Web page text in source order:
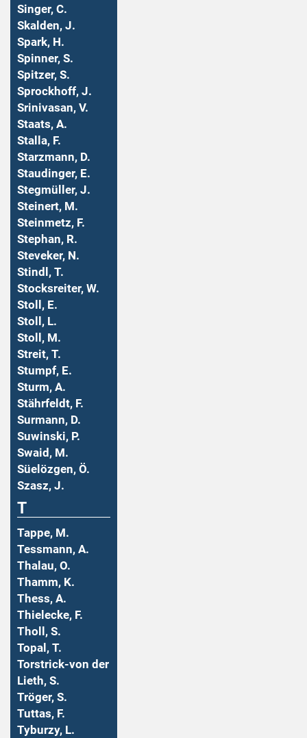
Singer, C.
Skalden, J.
Spark, H.
Spinner, S.
Spitzer, S.
Sprockhoff, J.
Srinivasan, V.
Staats, A.
Stalla, F.
Starzmann, D.
Staudinger, E.
Stegmüller, J.
Steinert, M.
Steinmetz, F.
Stephan, R.
Steveker, N.
Stindl, T.
Stocksreiter, W.
Stoll, E.
Stoll, L.
Stoll, M.
Streit, T.
Stumpf, E.
Sturm, A.
Stährfeldt, F.
Surmann, D.
Suwinski, P.
Swaid, M.
Süelözgen, Ö.
Szasz, J.
T
Tappe, M.
Tessmann, A.
Thalau, O.
Thamm, K.
Thess, A.
Thielecke, F.
Tholl, S.
Topal, T.
Torstrick-von der
Lieth, S.
Tröger, S.
Tuttas, F.
Tyburzy, L.